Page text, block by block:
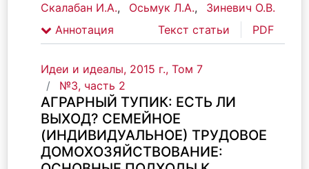
Скалабан И.А., Осьмук Л.А.,
Зиневич О.В.
Аннотация
Текст статьи PDF
Идеи и идеалы, 2015 г., Том 7
№3, часть 2
АГРАРНЫЙ ТУПИК: ЕСТЬ ЛИ
ВЫХОД? СЕМЕЙНОЕ
(ИНДИВИДУАЛЬНОЕ) ТРУДОВОЕ
ДОМОХОЗЯЙСТВОВАНИЕ: